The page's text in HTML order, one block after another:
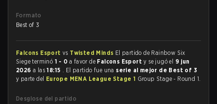
Formato
Best of 3
Falcons Esport vs Twisted Minds El partido de Rainbow Six
Siege terminó 1 - 0 a favor de Falcons Esporty se jugó el 9 jun
2026 a las18:15 . El partido fue una serie al mejor de Best of 3
y parte del Europe MENA League Stage 1 Group Stage - Round 1.
Desglose del partido